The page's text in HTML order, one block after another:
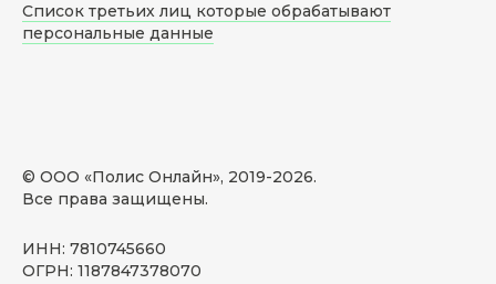
© ООО «Полис Онлайн», 2019-2026.
Все права защищены.
ИНН: 7810745660
ОГРН: 1187847378070
Список третьих лиц которые обрабатывают
персональные данные